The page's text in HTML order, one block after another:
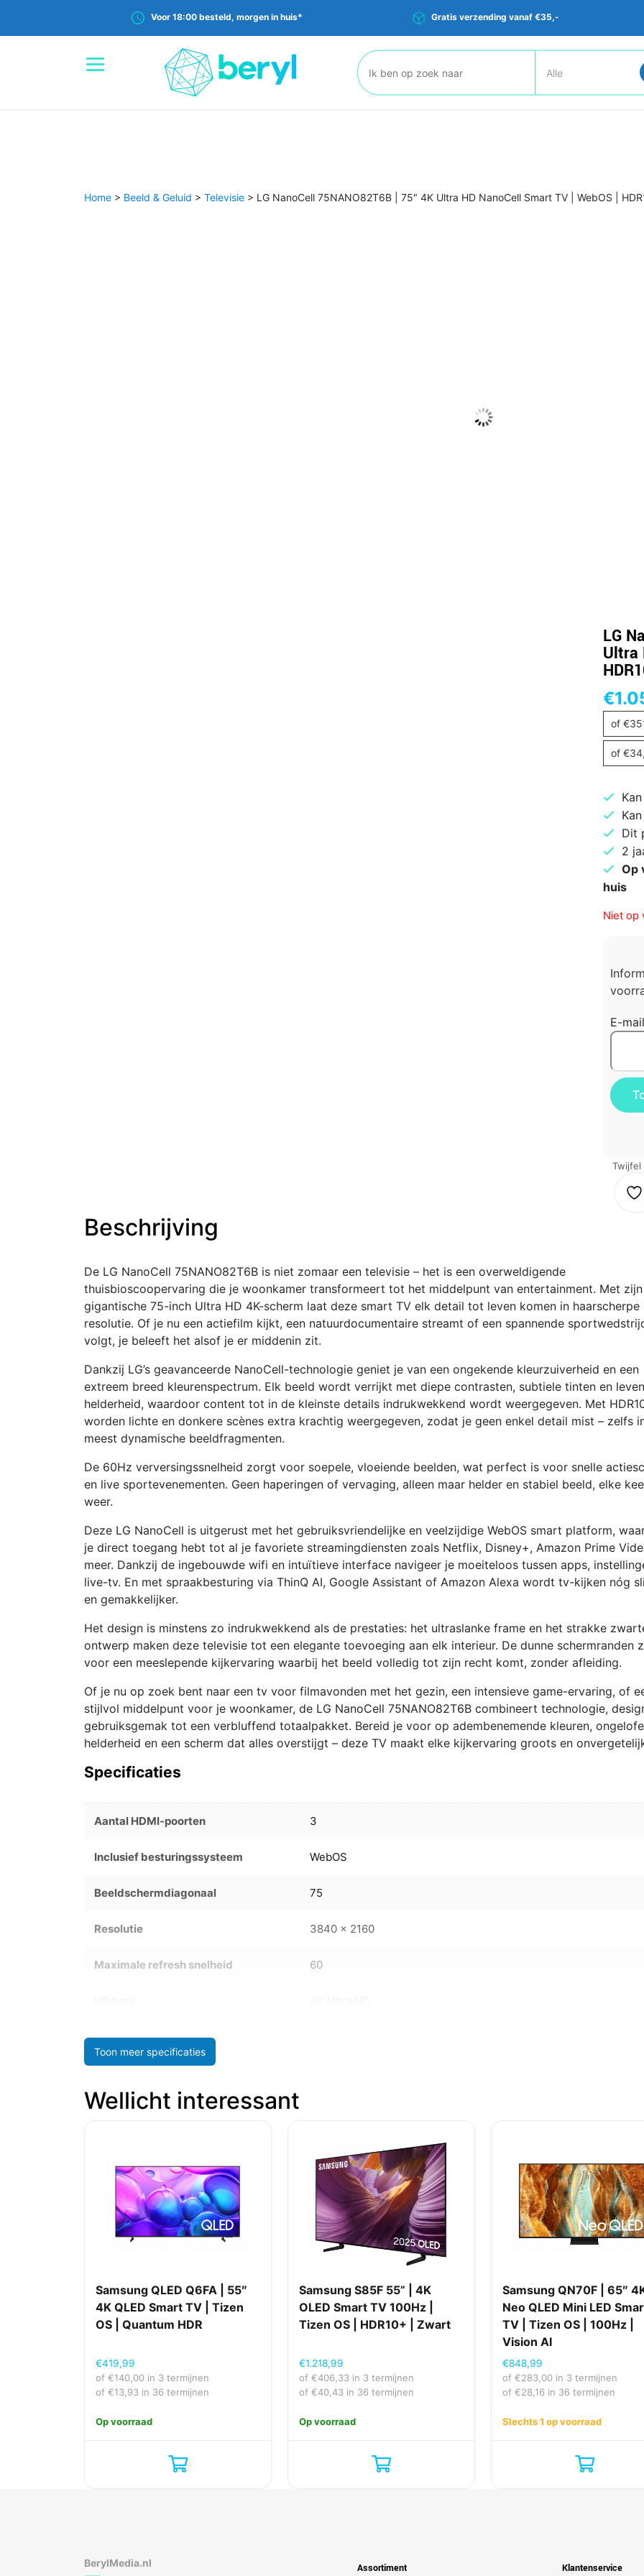
Voor 18:00 besteld, morgen in huis* Gratis verzending vanaf €35,-
Zoeken:
Home > Beeld & Geluid > Televisie > LG NanoCell 75NANO82T6B | 75″ 4K Ultra HD NanoCell Smart TV | WebOS |
LG
Ultra
€
of €
of €
Dit
2
Op
huis
Niet op
E-
Twijfel
Beschrijving
De LG NanoCell 75NANO82T6B is niet zomaar een televisie – het is een overweldigende
thuisbioscoopervaring die je woonkamer transformeert tot het middelpunt van entertainment. Met zijn
gigantische 75-inch Ultra HD 4K-scherm laat deze smart TV elk detail tot leven komen in haarscherpe
resolutie. Of je nu een actiefilm kijkt, een natuurdocumentaire streamt of een spannende
volgt, je beleeft het alsof je er middenin zit.
Dankzij LG’s geavanceerde NanoCell-technologie geniet je van een ongekende kleurzuiverheid en een
extreem breed kleurenspectrum. Elk beeld wordt verrijkt met diepe contrasten, subtiele tinten en
helderheid, waardoor content tot in de kleinste details indrukwekkend wordt weergegeven. Met
worden lichte en donkere scènes extra krachtig weergegeven, zodat je geen enkel detail mist – zelfs
meest dynamische beeldfragmenten.
De 60Hz verversingssnelheid zorgt voor soepele, vloeiende beelden, wat perfect is voor snelle
en live sportevenementen. Geen haperingen of vervaging, alleen maar helder en stabiel beeld, elke
weer.
Deze LG NanoCell is uitgerust met het gebruiksvriendelijke en veelzijdige WebOS smart platform,
je direct toegang hebt tot al je favoriete streamingdiensten zoals Netflix, Disney+, Amazon Prime
meer. Dankzij de ingebouwde wifi en intuïtieve interface navigeer je moeiteloos tussen apps,
live-tv. En met spraakbesturing via ThinQ AI, Google Assistant of Amazon Alexa wordt tv-kijken nóg
en gemakkelijker.
Het design is minstens zo indrukwekkend als de prestaties: het ultraslanke frame en het strakke
ontwerp maken deze televisie tot een elegante toevoeging aan elk interieur. De dunne schermranden
voor een meeslepende kijkervaring waarbij het beeld volledig tot zijn recht komt, zonder afleiding.
Of je nu op zoek bent naar een tv voor filmavonden met het gezin, een intensieve game-ervaring, of
stijlvol middelpunt voor je woonkamer, de LG NanoCell 75NANO82T6B combineert technologie,
gebruiksgemak tot een verbluffend totaalpakket. Bereid je voor op adembenemende kleuren,
helderheid en een scherm dat alles overstijgt – deze TV maakt elke kijkervaring groots en
Specificaties
Aantal HDMI-poorten 3
Inclusief besturingssysteem WebOS
Beeldschermdiagonaal 75
Resolutie 3840 x 2160
Maximale refresh snelheid 60
Toon meer specificaties
Wellicht interessant
Samsung QLED Q6FA | 55″
4K QLED Smart TV | Tizen
OS | Quantum HDR
€419,99
of €140,00 in 3 termijnen
of €13,93 in 36 termijnen
Op voorraad
Samsung S85F 55” | 4K
OLED Smart TV 100Hz |
Tizen OS | HDR10+ | Zwart
€1.218,99
of€406,33 in 3 termijnen
of€40,43 in 36 termijnen
Op voorraad
Samsung QN70F | 65″
Neo QLED Mini LED
TV | Tizen OS | 100Hz |
Vision AI
€848,99
of€283,00 in 3 termijnen
of€28,16 in 36 termijnen
Slechts 1 op voorraad
BerylMedia.nl
Assortiment Klantenservice